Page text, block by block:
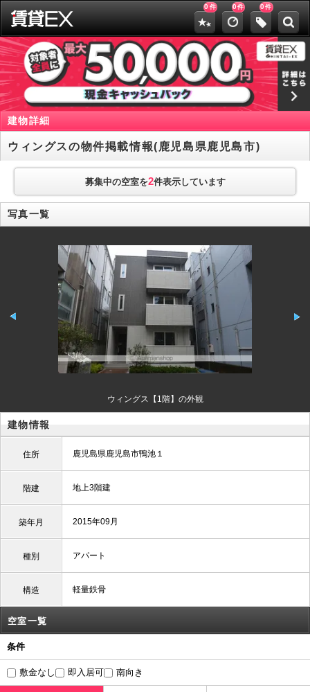
0 件 0件 0件
建物詳細
ウィングスの物件掲載情報(鹿児島県鹿児島市)
募集中の空室を2件表示しています
写真一覧
ウィングス【1階】の外観
建物情報
住所 鹿児島県鹿児島市鴨池１
階建 地上3階建
築年月 2015年09月
種別 アパート
構造 軽量鉄骨
空室一覧
条件
敷金なし 即入居可 南向き